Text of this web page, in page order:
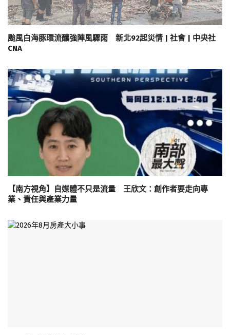
颱風白海豚環流釀強陣風驟雨 新北92起災情 | 社會 | 中央社
CNA
【南方視角】自媒體不只是流量 王欣文：創作者要走向專
業、責任與產業力量